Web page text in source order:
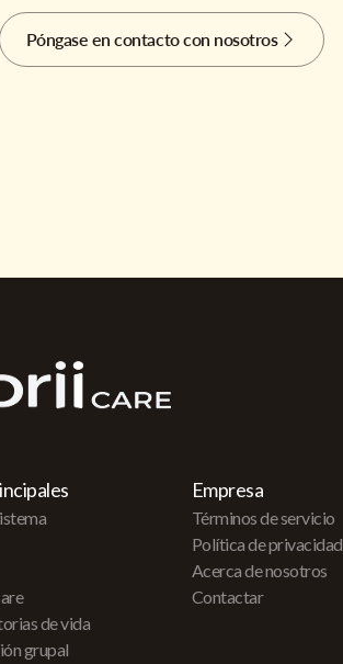
Póngase en contacto con nosotros
de vida
grupal
Empresa
Términos de servicio
Política de privacidad
Acerca de nosotros
Contactar